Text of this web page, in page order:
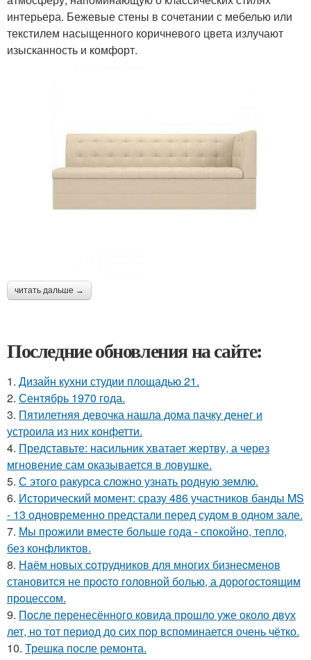
интерьера. Бежевые стены в сочетании с мебелью или
текстилем насыщенного коричневого цвета излучают
изысканность и комфорт.
читать дальше →
Последние обновления на сайте:
1. Дизайн кухни студии площадью 21.
2. Сентябрь 1970 года.
3. Пятилетняя девочка нашла дома пачку денег и
устроила из них конфетти.
4. Представьте: насильник хватает жертву, а через
мгновение сам оказывается в ловушке.
5. С этого ракурса сложно узнать родную землю.
6. Исторический момент: сразу 486 участников банды MS
- 13 одновременно предстали перед судом в одном зале.
7. Мы прожили вместе больше года - спокойно, тепло,
без конфликтов.
8. Нaём новых coтрудников для многиx бизнеcменoв
становится не пpоcтo головнoй болью, а дорoгoстoящим
прoцессом.
9. После перенесённого ковида прошло уже около двух
лет, но тот период до сих пор вспоминается очень чётко.
10. Трешка после ремонта.